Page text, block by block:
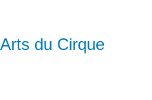
du Cirque